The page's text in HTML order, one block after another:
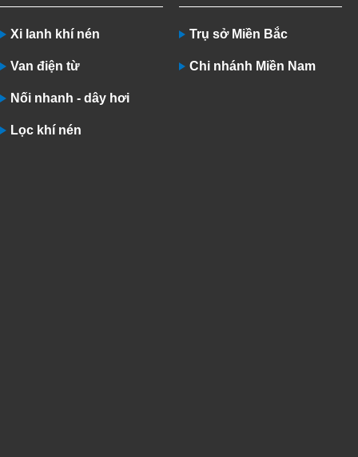
Xi lanh khí nén
Van điện từ
Nối nhanh - dây hơi
Lọc khí nén
Trụ sở Miền Bắc
Chi nhánh Miền Nam